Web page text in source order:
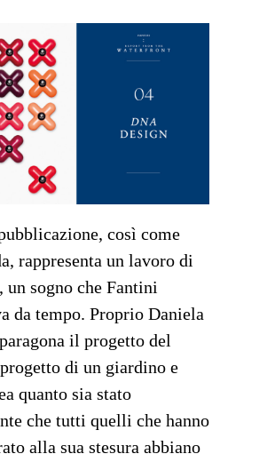
così come
rappresenta un lavoro di
un sogno che Fantini
da tempo. Proprio Daniela
il progetto del
di un giardino e
quanto sia stato
che tutti quelli che hanno
alla sua stesura abbiano